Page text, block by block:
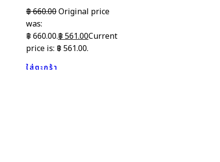
฿660.00Original price
was:
฿ 660.00.฿ 561.00Current
price is: ฿ 561.00.
ใส่ตะกร้า